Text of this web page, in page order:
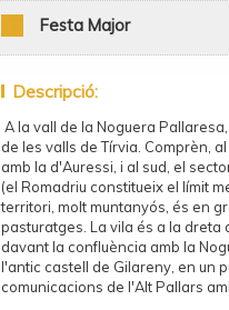
Festa Major
Descripció:
A la vall de la Noguera
de les valls de Tírvia. Comprèn,
amb la d'Auressi, i al sud, el
(el Romadriu constitueix el límit
territori, molt muntanyós, és en
pasturatges. La vila és a la dreta
davant la confluència amb la
l'antic castell de Gilareny, en un
comunicacions de l'Alt Pallars